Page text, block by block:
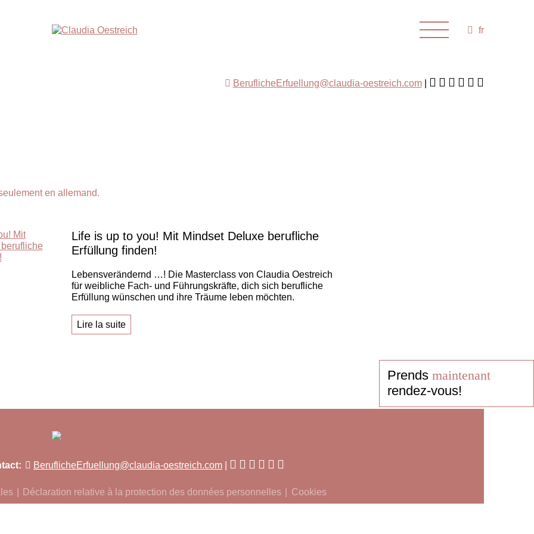
fr
BeruflicheErfuellung@claudia-oestreich.com
en allemand.
Life is up to you! Mit Mindset Deluxe berufliche
Erfüllung finden!
Lebensverändernd …! Die Masterclass von Claudia Oestreich
für weibliche Fach- und Führungskräfte, dich sich berufliche
Erfüllung wünschen und ihre Träume leben möchten.
Lire la suite
BeruflicheErfuellung@claudia-oestreich.com
Déclaration relative à la protection des données personnelles Cookies
Prends maintenant
rendez-vous!